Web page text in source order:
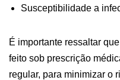
Susceptibilidade a
É importante ressaltar
feito sob prescrição
regular, para minimizar o